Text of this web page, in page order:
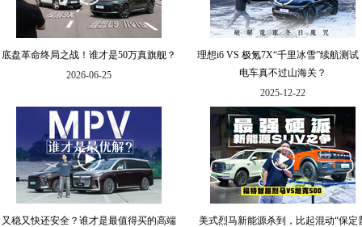
底盘革命终局之战！谁才是50万真旗舰？
2026-06-25
理想i6 VS 极氪7X“千里冰雪”续航测试
电车真不过山海关？
2025-12-22
又稳又快还安全？谁才是最值得买的高端
美式烈马新能源杀到，比起混动“保定